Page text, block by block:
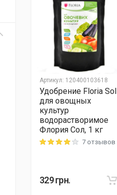
Артикул: 120400103618
Удобрение Floria Sol
для овощных
культур
водорастворимое
Флория Сол, 1 кг
Rating: 4 out of 57 отзывов
329грн.